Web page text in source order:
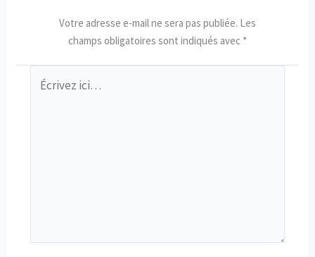
Votre adresse e-mail ne sera pas publiée. Les
champs obligatoires sont indiqués avec *
ici…